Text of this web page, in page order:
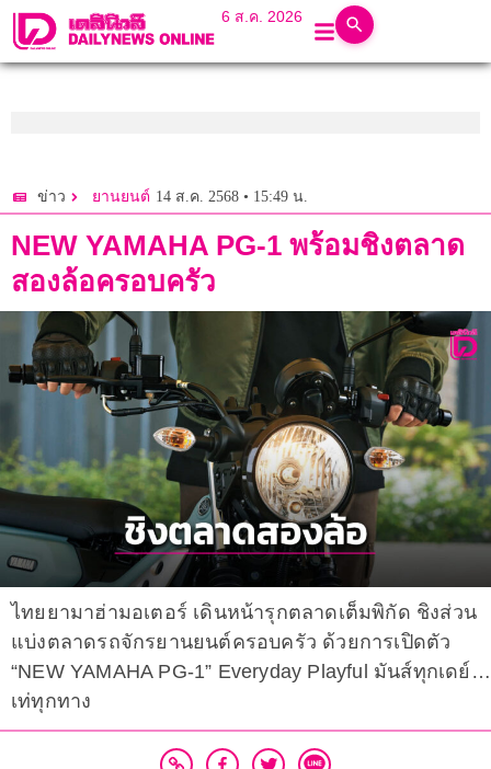
6 ส.ค. 2026
ข่าว ยานยนต์ 14 ส.ค. 2568 • 15:49 น.
NEW YAMAHA PG-1 พร้อมชิงตลาด
สองล้อครอบครัว
ไทยยามาฮ่ามอเตอร์ เดินหน้ารุกตลาดเต็มพิกัด ชิงส่วน
แบ่งตลาดรถจักรยานยนต์ครอบครัว ด้วยการเปิดตัว
“NEW YAMAHA PG-1” Everyday Playful มันส์ทุกเดย์…
เท่ทุกทาง